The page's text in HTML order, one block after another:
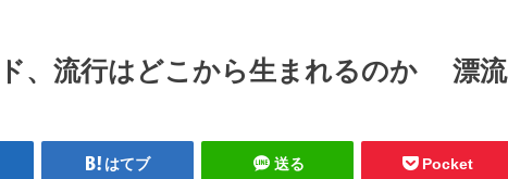
ド、流行はどこから生まれるのか 漂流
はてブ 送る Pocket